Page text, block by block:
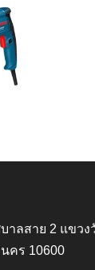
บาลสาย 2 แขว
คร 10600